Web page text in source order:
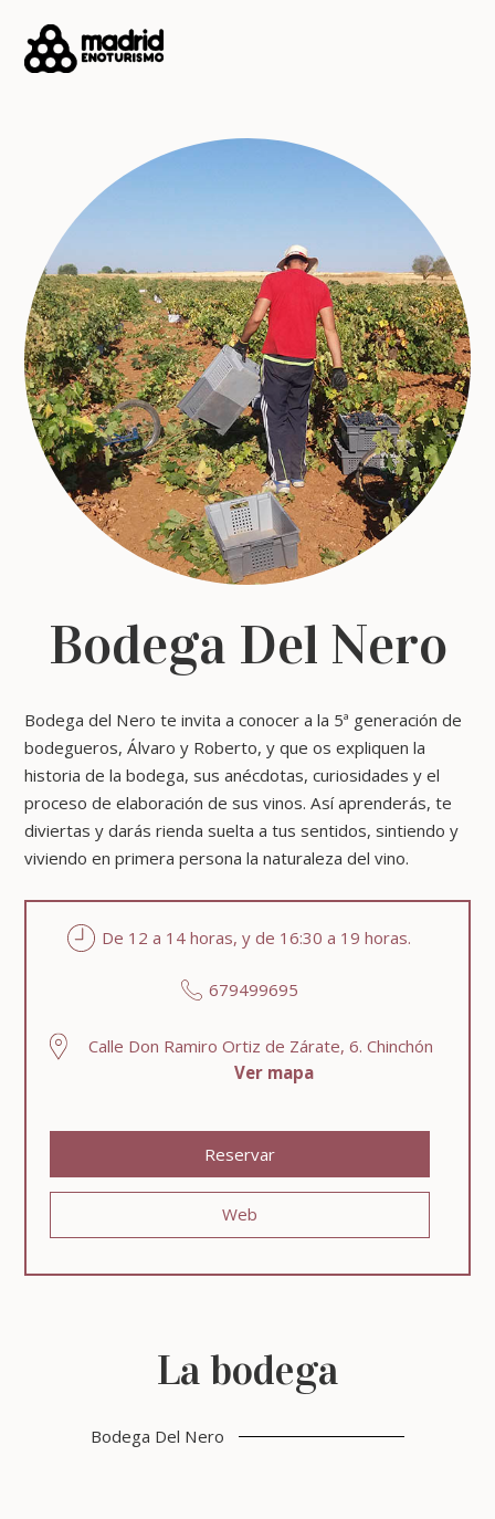
Bodega Del Nero
Bodega del Nero te invita a conocer a la 5ª generación de
bodegueros, Álvaro y Roberto, y que os expliquen la
historia de la bodega, sus anécdotas, curiosidades y el
proceso de elaboración de sus vinos. Así aprenderás, te
diviertas y darás rienda suelta a tus sentidos, sintiendo y
viviendo en primera persona la naturaleza del vino.
De 12 a 14 horas, y de 16:30 a 19 horas.
679499695
Calle Don Ramiro Ortiz de Zárate, 6. Chinchón
Ver mapa
Reservar
Web
La bodega
Bodega Del Nero